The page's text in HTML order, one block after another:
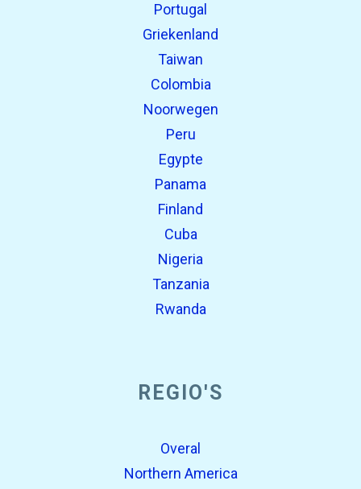
Portugal
Griekenland
Taiwan
Colombia
Noorwegen
Peru
Egypte
Panama
Finland
Cuba
Nigeria
Tanzania
Rwanda
REGIO'S
Overal
Northern America